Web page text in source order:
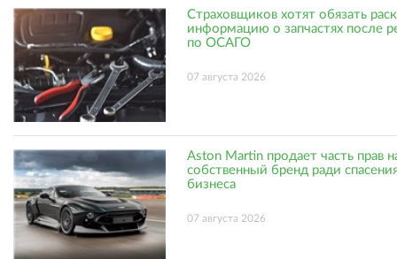
Страховщиков хотят обязать
информацию о запчастях после
по ОСАГО
07 августа 2026
Aston Martin продает часть прав
собственный бренд ради
бизнеса
07 августа 2026